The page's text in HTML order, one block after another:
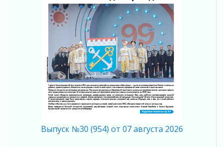
Ставка на дисциплину на перекрестках
04 августа 2026
В Ленобласти растет потребление
мобильного трафика
04 августа 2026
Полумрак бьёт по карману
04 августа 2026
Вниманию автомобилистов!
04 августа 2026
Память, сталь и музыка
Регион готовится к выборам
Выпуск №30 (954) от 07 августа 2026